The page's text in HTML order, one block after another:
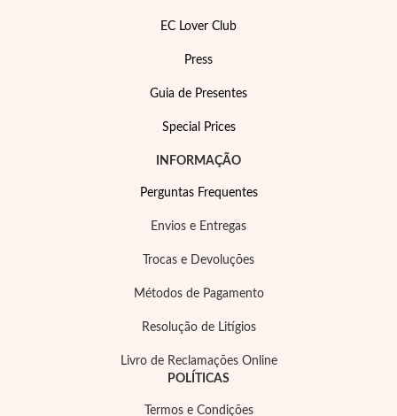
EC Lover Club
Press
Guia de Presentes
Special Prices
INFORMAÇÃO
Perguntas Frequentes
Envios e Entregas
Trocas e Devoluções
Métodos de Pagamento
Resolução de Litígios
Livro de Reclamações Online
POLÍTICAS
Termos e Condições